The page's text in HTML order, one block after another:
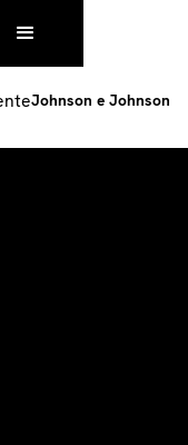
Johnson e Johnson